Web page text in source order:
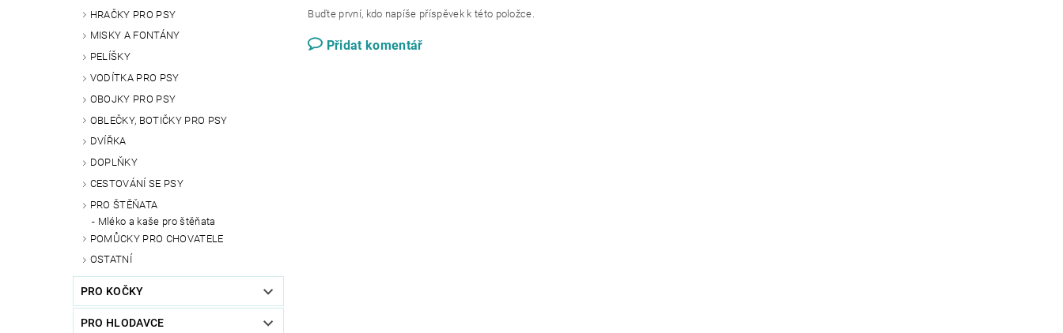
HRAČKY PRO PSY
MISKY A FONTÁNY
PELÍŠKY
VODÍTKA PRO PSY
OBOJKY PRO PSY
OBLEČKY, BOTIČKY PRO PSY
DVÍŘKA
DOPLŇKY
CESTOVÁNÍ SE PSY
PRO ŠTĚŇATA
Mléko a kaše pro štěňata
POMŮCKY PRO CHOVATELE
OSTATNÍ
PRO KOČKY
PRO HLODAVCE
Buďte první, kdo napíše příspěvek k této položce.
Přidat komentář